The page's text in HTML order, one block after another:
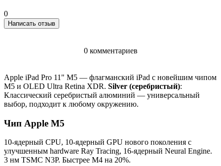
0
Написать отзыв
0 комментариев
Apple iPad Pro 11" M5 — флагманский iPad с новейшим чипом
M5 и OLED Ultra Retina XDR. Silver (серебристый):
Классический серебристый алюминий — универсальный
выбор, подходит к любому окружению.
Чип Apple M5
10-ядерный CPU, 10-ядерный GPU нового поколения с
улучшенным hardware Ray Tracing, 16-ядерный Neural Engine.
3 нм TSMC N3P. Быстрее M4 на 20%.